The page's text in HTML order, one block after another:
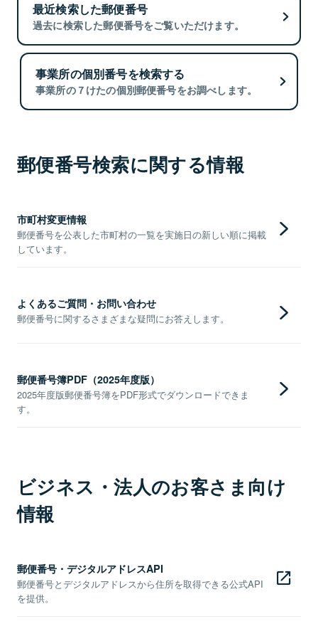
最近検索した郵便番号
過去に検索した郵便番号をご覧いただけます。
事業所の個別番号を検索する
事業所の７けたの個別郵便番号をお調べします。
郵便番号検索に関する情報
市町村変更情報
郵便番号を公表した市町村の一覧を実施日の新しい順に掲載
しています。
よくあるご質問・お問い合わせ
郵便番号に関するさまざまな疑問にお答えします。
郵便番号簿PDF（2025年度版）
2025年度版郵便番号簿をPDF形式でダウンロードできま
す。
ビジネス・法人のお客さま向け
情報
郵便番号・デジタルアドレスAPI
郵便番号とデジタルアドレスから住所を取得できる公式API
を提供。